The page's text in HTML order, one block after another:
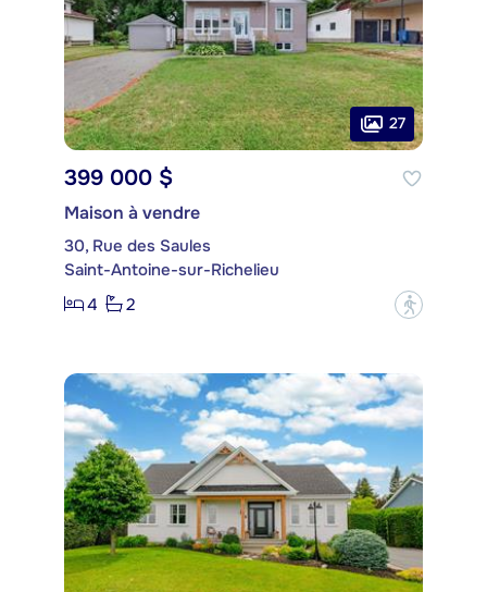
27
399 000 $
Maison à vendre
30, Rue des Saules
Saint-Antoine-sur-Richelieu
4
2 ?